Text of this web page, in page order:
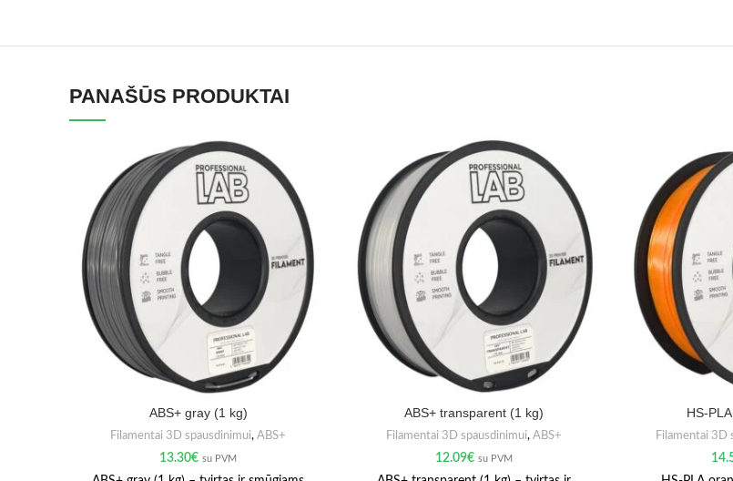
PANAŠŪS PRODUKTAI
ABS+ gray (1 kg)
Filamentai 3D spausdinimui, ABS+
13.30€ su PVM
ABS+ transparent (1 kg)
Filamentai 3D spausdinimui, ABS+
12.09€ su PVM
HS-
Filamentai 3D